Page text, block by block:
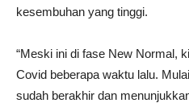
kesembuhan yang tinggi.
“Meski ini di fase New Normal,
Covid beberapa waktu lalu.
sudah berakhir dan